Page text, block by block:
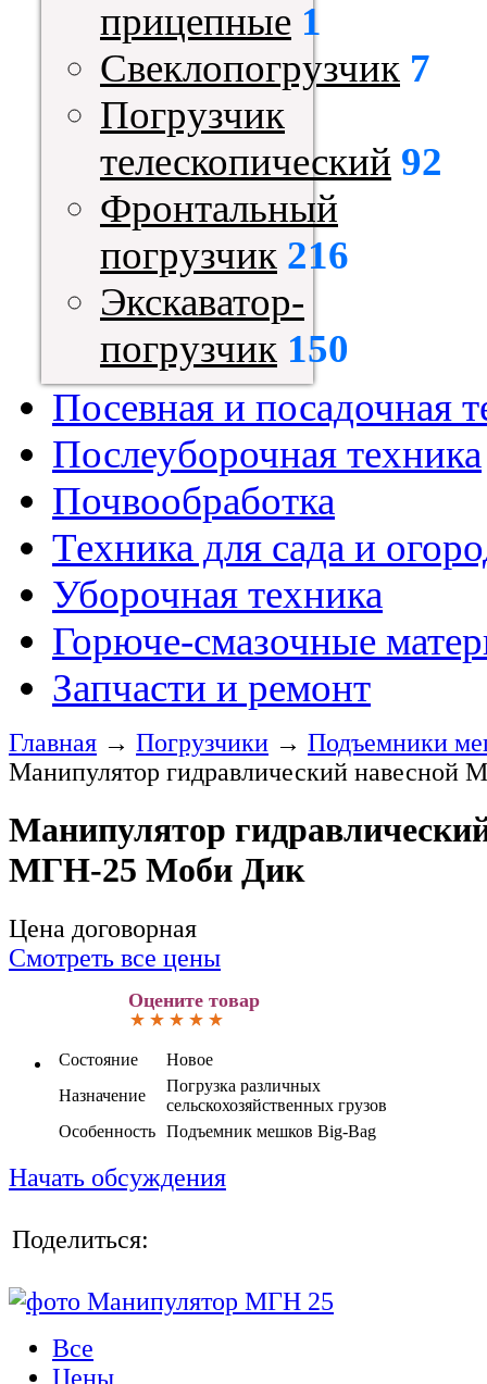
прицепные 1
Свеклопогрузчик 7
Погрузчик
телескопический 92
Фронтальный
погрузчик 216
Экскаватор-
погрузчик 150
Посевная и посадочная
Послеуборочная техника
Почвообработка
Техника для сада и
Уборочная техника
Горюче-смазочные
Запчасти и ремонт
Главная → Погрузчики → Подъемники
Манипулятор гидравлический
Манипулятор
МГН-25 Моби Дик
Цена договорная
Смотреть все цены
Оцените товар
Состояние
Новое
Назначение
Погрузка различных
сельскохозяйственных грузов
Особенность Подъемник мешков Big-Bag
Начать обсуждения
Поделиться:
Все
Цены